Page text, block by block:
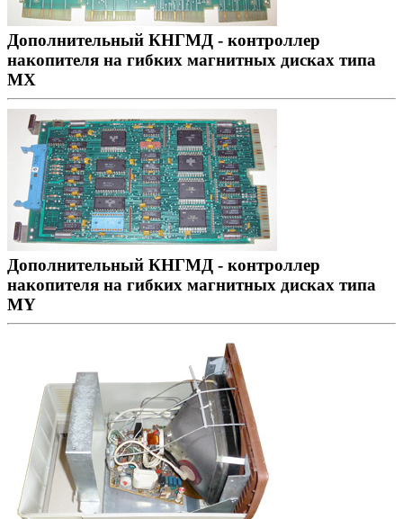
Дополнительный КНГМД - контроллер
накопителя на гибких магнитных дисках типа
MX
Дополнительный КНГМД - контроллер
накопителя на гибких магнитных дисках типа
MY